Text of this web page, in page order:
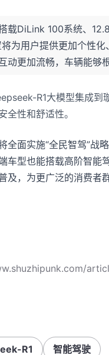
载DiLink 100系统、
为用户提供更加个性
动更加流畅，车辆能够
R1大模型集成
全性和舒适性。
全面实施“全民智驾”战
车型也能搭载高阶智能
及，为更广泛的消费者
R1 智能驾驶